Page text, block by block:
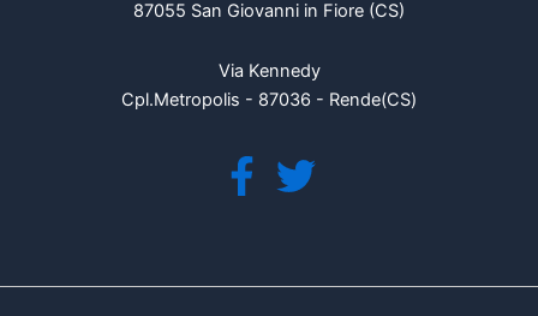
87055 San Giovanni in Fiore (CS)
Via Kennedy
Cpl.Metropolis - 87036 - Rende(CS)